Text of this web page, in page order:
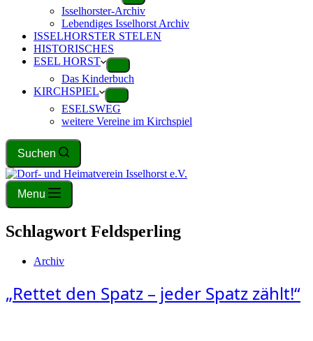
Isselhorster-Archiv
Lebendiges Isselhorst Archiv
ISSELHORSTER STELEN
HISTORISCHES
ESEL HORST
Das Kinderbuch
KIRCHSPIEL
ESELSWEG
weitere Vereine im Kirchspiel
Suchen
Menu
Schlagwort Feldsperling
Archiv
„Rettet den Spatz – jeder Spatz zählt!“